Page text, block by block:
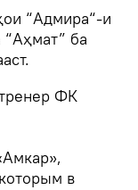
“Адмира“-и
ба
ФК
в